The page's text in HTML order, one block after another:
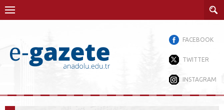
FACEBOOK
TWITTER
INSTAGRAM